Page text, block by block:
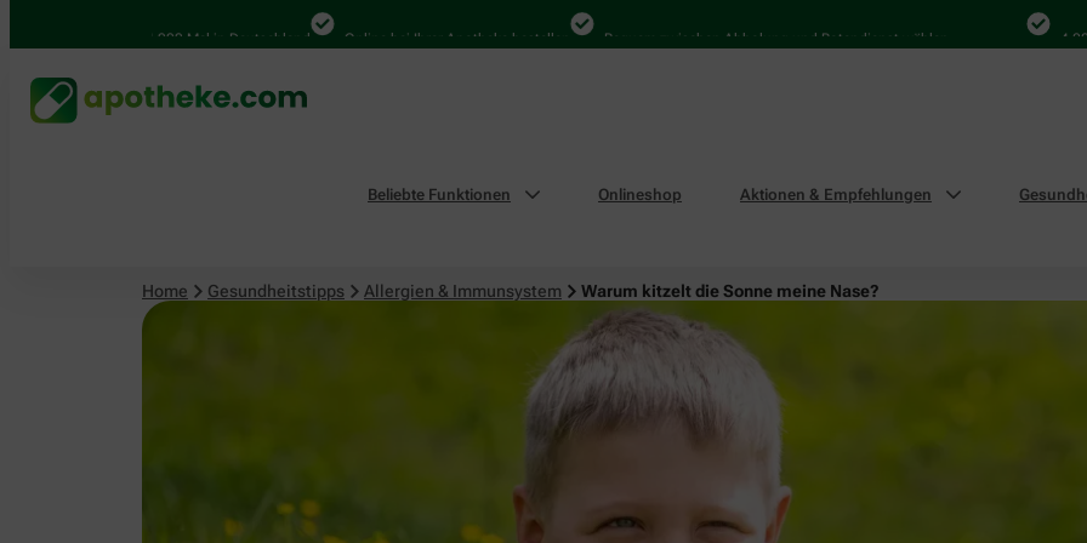
4.000 Mal in Deutschland Online bei Ihrer Apotheke bestellen Bequem zwischen Abholung und Botendienst wählen 4.000
Beliebte Funktionen Onlineshop Aktionen & Empfehlungen
Home Gesundheitstipps Allergien & Immunsystem Warum kitzelt die Sonne meine Nase?
Allergien & Immunsystem